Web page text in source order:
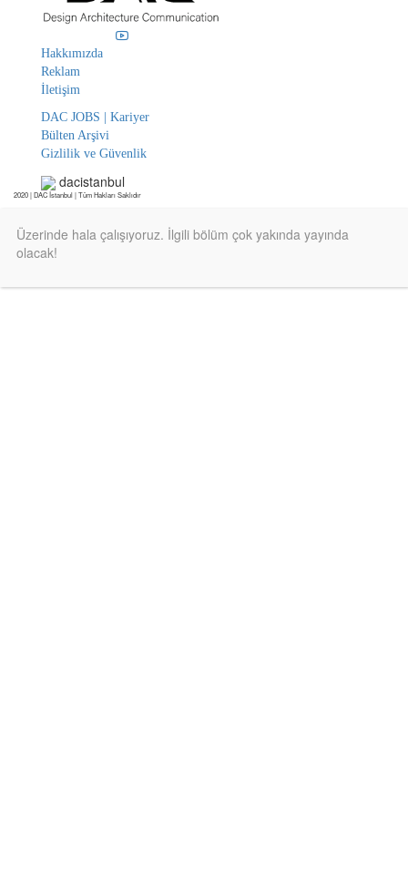
Hakkımızda
Reklam
İletişim
DAC JOBS | Kariyer
Bülten Arşivi
Gizlilik ve Güvenlik
dacistanbul
2020 | DAC İstanbul | Tüm Hakları Saklıdır
Üzerinde hala çalışıyoruz. İlgili bölüm çok yakında yayında
olacak!